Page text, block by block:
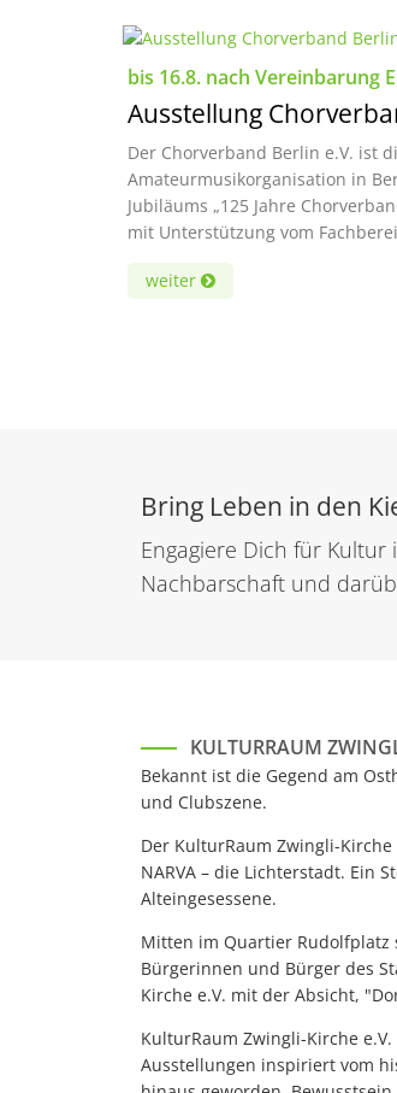
bis 16.8. nach Vereinbarung
Ausstellung
Der Chorverband Berlin e.V. ist
Amateurmusikorganisation in
Jubiläums „125 Jahre
mit Unterstützung vom
weiter
Bring Leben in den
Engagiere Dich für
Nachbarschaft und
KULTURRAUM
Bekannt ist die Gegend am
und Clubszene.
Der KulturRaum Zwingli-
NARVA – die Lichterstadt. Ein
Alteingesessene.
Mitten im Quartier Rudolfplatz
Bürgerinnen und Bürger des
Kirche e.V. mit der Absicht,
KulturRaum Zwingli-Kirche
Ausstellungen inspiriert vom